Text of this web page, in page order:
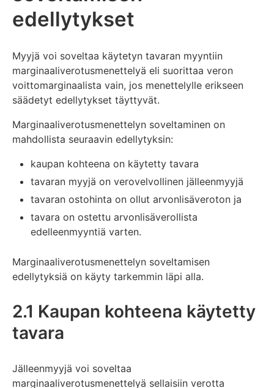
edellytykset
Myyjä voi soveltaa käytetyn tavaran myyntiin
marginaaliverotusmenettelyä eli suorittaa veron
voittomarginaalista vain, jos menettelylle erikseen
säädetyt edellytykset täyttyvät.
Marginaaliverotusmenettelyn soveltaminen on
mahdollista seuraavin edellytyksin:
kaupan kohteena on käytetty tavara
tavaran myyjä on verovelvollinen jälleenmyyjä
tavaran ostohinta on ollut arvonlisäveroton ja
tavara on ostettu arvonlisäverollista
edelleenmyyntiä varten.
Marginaaliverotusmenettelyn soveltamisen
edellytyksiä on käyty tarkemmin läpi alla.
2.1 Kaupan kohteena käytetty
tavara
Jälleenmyyjä voi soveltaa
marginaaliverotusmenettelyä sellaisiin verotta